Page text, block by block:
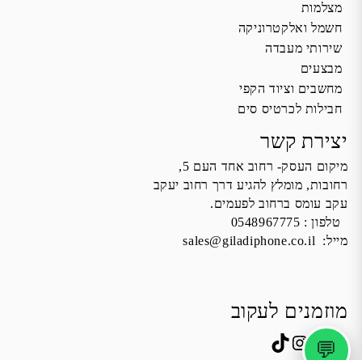
💬
מצלמות
חשמל ואלקטרוניקה
שירותי מעבדה
מבצעים
מחשבים וציוד הקפי
חבילות לכרטיס סים
יצירת קשר
מיקום העסק- רחוב אחד העם 5,
רחובות, מומלץ להגיע דרך רחוב יעקב
עקב עומס ברחוב לפעמים.
טלפון : 0548967775
מייל: sales@giladiphone.co.il
מוזמנים לעקוב